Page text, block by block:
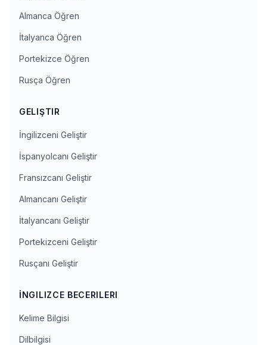
Almanca Öğren
İtalyanca Öğren
Portekizce Öğren
Rusça Öğren
GELIŞTIR
İngilizceni Geliştir
İspanyolcanı Geliştir
Fransızcanı Geliştir
Almancanı Geliştir
İtalyancanı Geliştir
Portekizceni Geliştir
Rusçanı Geliştir
İNGILIZCE BECERILERI
Kelime Bilgisi
Dilbilgisi